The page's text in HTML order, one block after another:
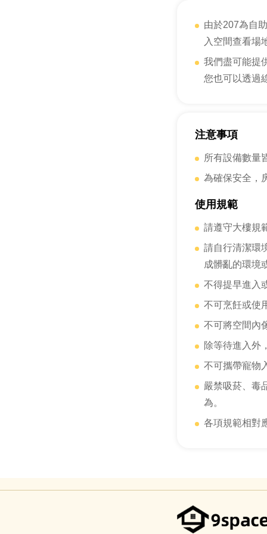
由於207為自
入空間查看場
我們盡可能提
您也可以透過
注意事項
所有設備數量
為確保安全，
使用規範
請遵守大樓規
請自行清潔環
成髒亂的環境
不得提早進入
不可烹飪或使
不可將空間內
除等待進入外
不可攜帶寵物
嚴禁吸菸、毒
為。
各項規範相對